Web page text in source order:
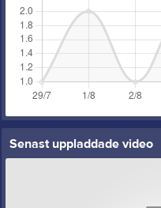
Senast uppladdade video